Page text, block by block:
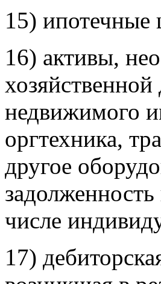
15) ипотечные
16) активы,
недвижимого
оргтехника,
другое
числе
17)